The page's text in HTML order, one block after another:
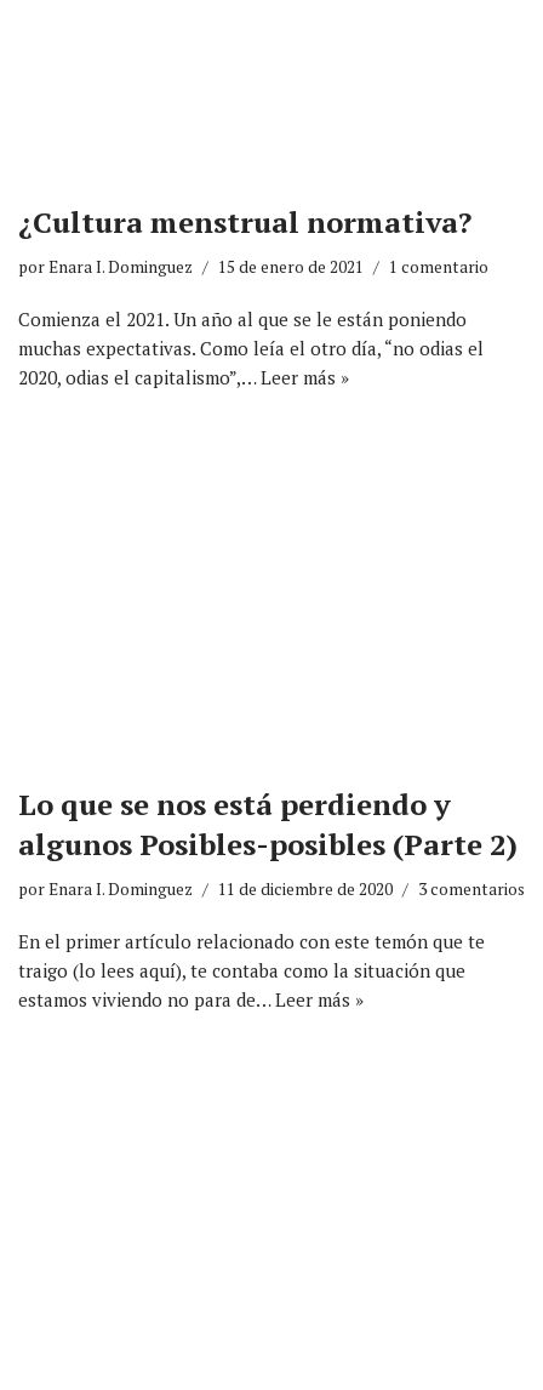
¿Cultura menstrual normativa?
porEnara I. Dominguez 15 de enero de 2021 1 comentario
Comienza el 2021. Un año al que se le están poniendo
muchas expectativas. Como leía el otro día, “no odias el
2020, odias el capitalismo”,…Leer más »
Lo que se nos está perdiendo y
algunos Posibles-posibles (Parte 2)
porEnara I. Dominguez 11 de diciembre de 2020 3 comentarios
En el primer artículo relacionado con este temón que te
traigo (lo lees aquí), te contaba como la situación que
estamos viviendo no para de…Leer más »